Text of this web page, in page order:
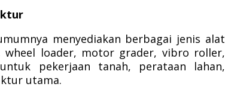
menyediakan berbagai jenis alat
loader, motor grader, vibro roller,
pekerjaan tanah, perataan lahan,
utama.